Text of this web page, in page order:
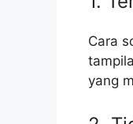
Cara
yang